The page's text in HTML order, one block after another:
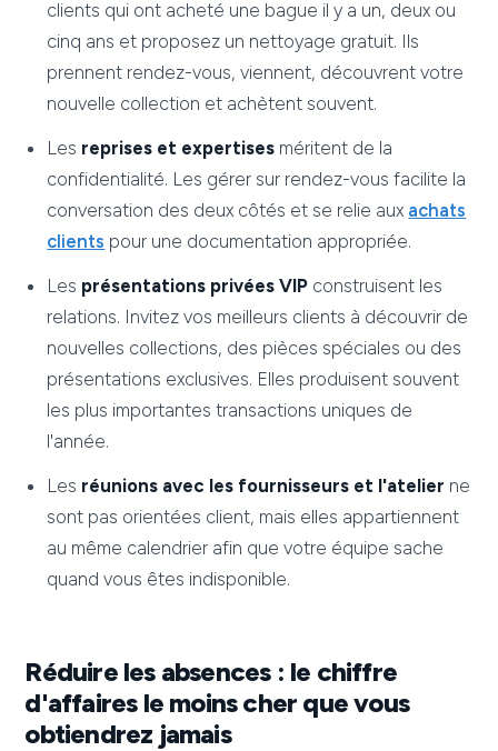
clients qui ont acheté une bague il y a un, deux ou
cinq ans et proposez un nettoyage gratuit. Ils
prennent rendez-vous, viennent, découvrent votre
nouvelle collection et achètent souvent.
Les reprises et expertises méritent de la
confidentialité. Les gérer sur rendez-vous facilite la
conversation des deux côtés et se relie aux achats
clients pour une documentation appropriée.
Les présentations privées VIP construisent les
relations. Invitez vos meilleurs clients à découvrir de
nouvelles collections, des pièces spéciales ou des
présentations exclusives. Elles produisent souvent
les plus importantes transactions uniques de
l'année.
Les réunions avec les fournisseurs et l'atelier ne
sont pas orientées client, mais elles appartiennent
au même calendrier afin que votre équipe sache
quand vous êtes indisponible.
Réduire les absences : le chiffre
d'affaires le moins cher que vous
obtiendrez jamais